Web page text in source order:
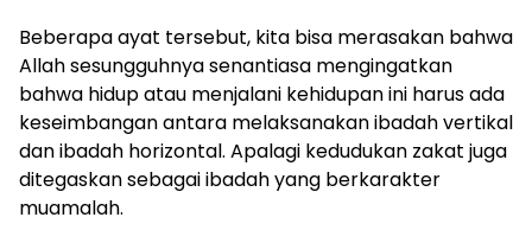
Beberapa ayat tersebut, kita bisa merasakan bahwa
Allah sesungguhnya senantiasa mengingatkan
bahwa hidup atau menjalani kehidupan ini harus ada
keseimbangan antara melaksanakan ibadah vertikal
dan ibadah horizontal. Apalagi kedudukan zakat juga
ditegaskan sebagai ibadah yang berkarakter
muamalah.